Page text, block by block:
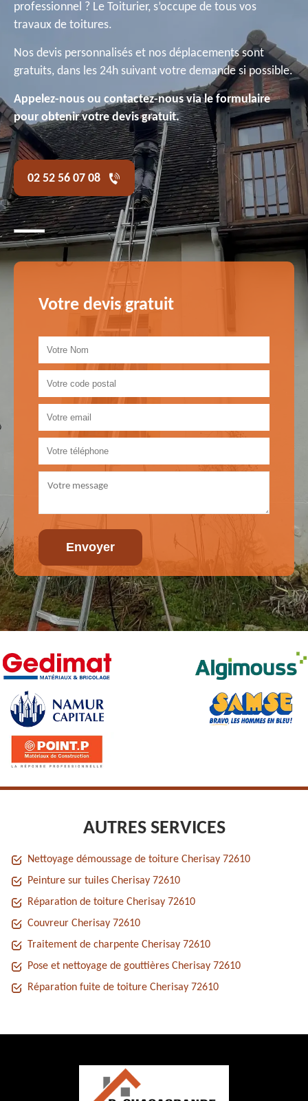
professionnel ? Le Toiturier, s’occupe de tous vos
travaux de toitures.
Nos devis personnalisés et nos déplacements sont
gratuits, dans les 24h suivant votre demande si possible.
Appelez-nous ou contactez-nous via le formulaire
pour obtenir votre devis gratuit.
02 52 56 07 08
Votre devis gratuit
AUTRES SERVICES
Nettoyage démoussage de toiture Cherisay 72610
Peinture sur tuiles Cherisay 72610
Réparation de toiture Cherisay 72610
Couvreur Cherisay 72610
Traitement de charpente Cherisay 72610
Pose et nettoyage de gouttières Cherisay 72610
Réparation fuite de toiture Cherisay 72610